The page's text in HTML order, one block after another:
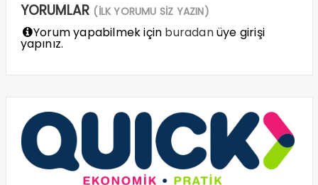
YORUMLAR (İLK YORUMU SİZ YAZIN)
Yorum yapabilmek için buradanüye girişi
yapınız.